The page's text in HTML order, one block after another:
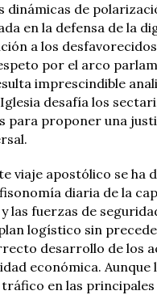
dinámicas de
en la defensa de la
a los
por el arco
imprescindible
desafía los
para proponer una
viaje apostólico se ha
diaria de la
las fuerzas de
logístico sin
desarrollo de los
económica. Aunque
en las